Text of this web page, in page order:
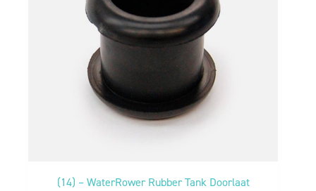
(14) – WaterRower Rubber Tank Doorlaat